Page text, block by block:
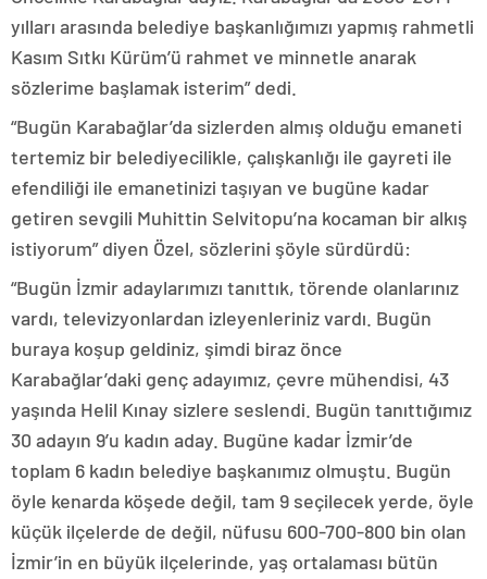
yılları arasında belediye başkanlığımızı yapmış rahmetli
Kasım Sıtkı Kürüm’ü rahmet ve minnetle anarak
sözlerime başlamak isterim” dedi.
“Bugün Karabağlar’da sizlerden almış olduğu emaneti
tertemiz bir belediyecilikle, çalışkanlığı ile gayreti ile
efendiliği ile emanetinizi taşıyan ve bugüne kadar
getiren sevgili Muhittin Selvitopu’na kocaman bir alkış
istiyorum” diyen Özel, sözlerini şöyle sürdürdü:
“Bugün İzmir adaylarımızı tanıttık, törende olanlarınız
vardı, televizyonlardan izleyenleriniz vardı. Bugün
buraya koşup geldiniz, şimdi biraz önce
Karabağlar’daki genç adayımız, çevre mühendisi, 43
yaşında Helil Kınay sizlere seslendi. Bugün tanıttığımız
30 adayın 9’u kadın aday. Bugüne kadar İzmir’de
toplam 6 kadın belediye başkanımız olmuştu. Bugün
öyle kenarda köşede değil, tam 9 seçilecek yerde, öyle
küçük ilçelerde de değil, nüfusu 600-700-800 bin olan
İzmir’in en büyük ilçelerinde, yaş ortalaması bütün